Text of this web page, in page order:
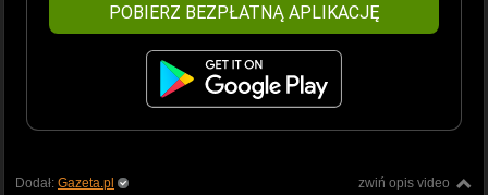
POBIERZ BEZPŁATNĄ APLIKACJĘ
zwiń opis video
Dodał: Gazeta.pl